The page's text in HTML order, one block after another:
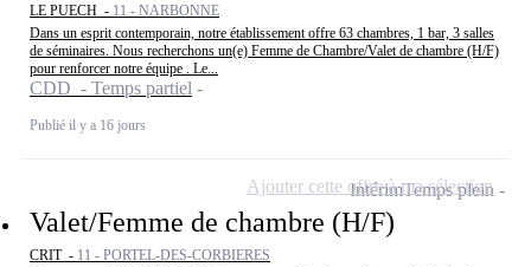
LE PUECH - 11 - NARBONNE
Dans un esprit contemporain, notre établissement offre 63 chambres, 1 bar, 3 salles
de séminaires. Nous recherchons un(e) Femme de Chambre/Valet de chambre (H/F)
pour renforcer notre équipe . Le...
CDD - Temps partiel
Publié il y a 16 jours
Valet/Femme de chambre (H/F)
CRIT - 11 - PORTEL-DES-CORBIERES
IntérimTemps plein
Ajouter cette offre à ma sélection